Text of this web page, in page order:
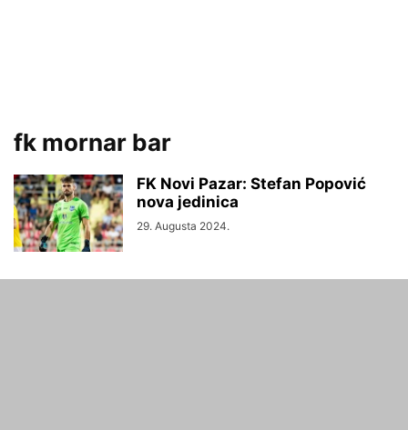
fk mornar bar
FK Novi Pazar: Stefan Popović
nova jedinica
29. Augusta 2024.